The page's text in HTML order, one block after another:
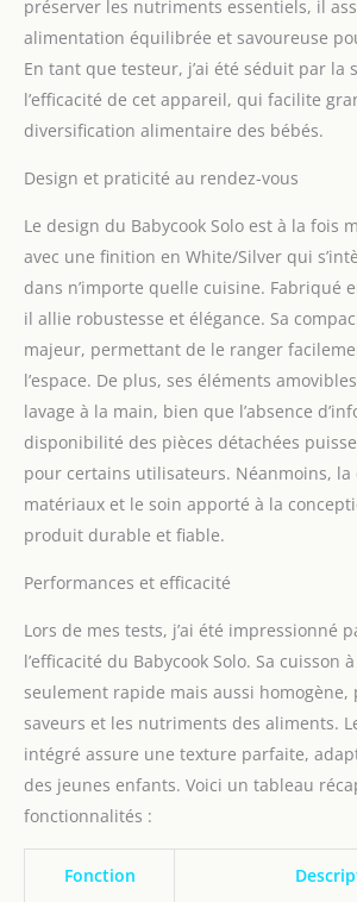
texture
de l'enfant
mouliné ou
produit 2:
PORTIONS
démarrer la
alimentaire
petits. produit
ET
pouvez la
sac à langer
de fuite
GRANDE
pouvez les
réfrigérateur
congélateur.
elles peuvent
décongelées
FACILES A
portions
s'emboitent
préserver les nutriments essentiels, il
alimentation équilibrée et savoureuse
En tant que testeur, j’ai été séduit par la
l’efficacité de cet appareil, qui facilite
diversification alimentaire des bébés.
Design et praticité au rendez-vous
Le design du Babycook Solo est à la fois
avec une finition en White/Silver qui
dans n’importe quelle cuisine. Fabriqué
il allie robustesse et élégance. Sa
majeur, permettant de le ranger
l’espace. De plus, ses éléments
lavage à la main, bien que l’absence
disponibilité des pièces détachées
pour certains utilisateurs. Néanmoins, la
matériaux et le soin apporté à la
produit durable et fiable.
Performances et efficacité
Lors de mes tests, j’ai été impressionné
l’efficacité du Babycook Solo. Sa cuisson
seulement rapide mais aussi homogène,
saveurs et les nutriments des aliments.
intégré assure une texture parfaite,
des jeunes enfants. Voici un tableau
fonctionnalités :
Fonction